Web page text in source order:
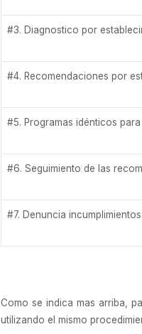
#3. Diagnostico por
#4. Recomendaciones por
#5. Programas idénticos
#6. Seguimiento de las
#7. Denuncia incumplimientos
Como se indica mas arriba,
utilizando el mismo